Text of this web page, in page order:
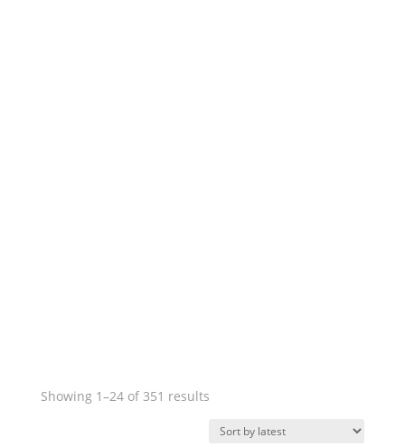
Showing 1–24 of 351 resultsSorted
latest